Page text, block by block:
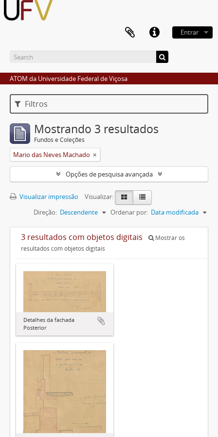
Entrar
ATOM da Universidade Federal de Viçosa
Filtros
Mostrando 3 resultados
Fundos e Coleções
Mario das Neves Machado
Opções de pesquisa avançada
Visualizar impressão
Visualizar:
Ordenar por: Data modificada
Direção: Descendente
3 resultados com objetos digitais
Mostrar os
resultados com objetos digitais
Detalhes da fachada
Posterior